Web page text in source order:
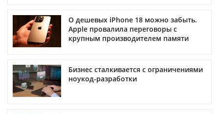
О дешевых iPhone 18 можно забыть.
Apple провалила переговоры с
крупным производителем памяти
Бизнес сталкивается с ограничениями
ноукод-разработки